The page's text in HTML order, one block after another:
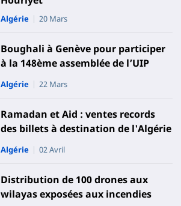
Algérie 20 Mars
Boughali à Genève pour participer
à la 148ème assemblée de l’UIP
Algérie 22 Mars
Ramadan et Aid : ventes records
des billets à destination de l'Algérie
Algérie 02 Avril
Distribution de 100 drones aux
wilayas exposées aux incendies